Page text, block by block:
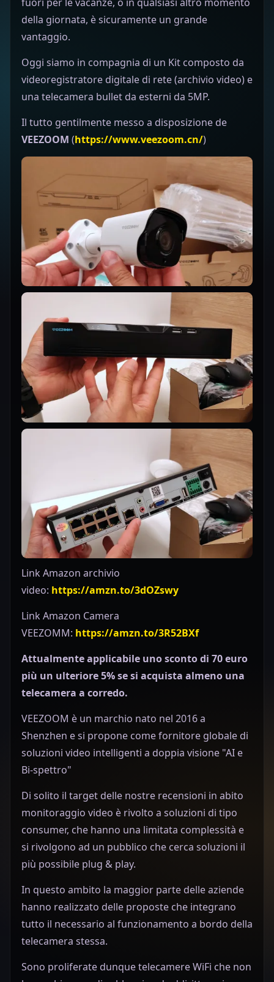
della giornata, è sicuramente un grande
vantaggio.
Oggi siamo in compagnia di un Kit composto da
videoregistratore digitale di rete (archivio video) e
una telecamera bullet da esterni da 5MP.
Il tutto gentilmente messo a disposizione de
VEEZOOM (https://www.veezoom.cn/)
Link Amazon archivio
video: https://amzn.to/3dOZswy
Link Amazon Camera
VEEZOMM: https://amzn.to/3R52BXf
Attualmente applicabile uno sconto di 70 euro
più un ulteriore 5% se si acquista almeno una
telecamera a corredo.
VEEZOOM è un marchio nato nel 2016 a
Shenzhen e si propone come fornitore globale di
soluzioni video intelligenti a doppia visione "AI e
Bi-spettro"
Di solito il target delle nostre recensioni in abito
monitoraggio video è rivolto a soluzioni di tipo
consumer, che hanno una limitata complessità e
si rivolgono ad un pubblico che cerca soluzioni il
più possibile plug & play.
In questo ambito la maggior parte delle aziende
hanno realizzato delle proposte che integrano
tutto il necessario al funzionamento a bordo della
telecamera stessa.
Sono proliferate dunque telecamere WiFi che non